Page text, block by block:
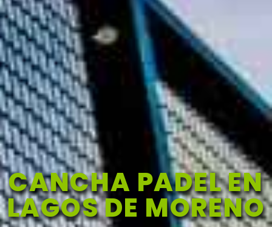
CANCHA PADEL EN
LAGOS DE MORENO